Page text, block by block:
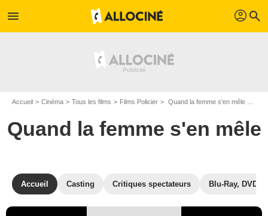
menu profil search
Accueil Cinéma Tous les films Films Policier Quand la femme s'en mêle de Yves Allégret
Quand la femme s'en mêle
Accueil Casting Critiques spectateurs Blu-Ray, DVD